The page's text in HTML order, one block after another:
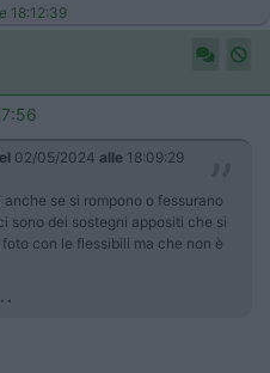
18:12:39
02/05/2024 alle 18:09:29
se si rompono o fessurano
sono dei sostegni appositi che si
con le flessibili ma che non è